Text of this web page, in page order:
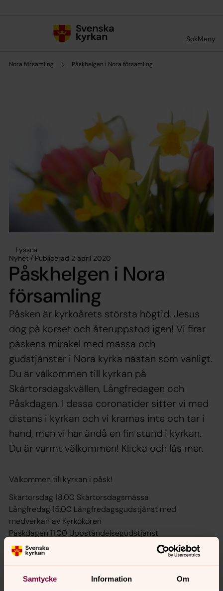
Samtycke Information Om
SökMeny
Nora församling Påskhelgen i Nora församling
Lyssna
Nyhet / Publicerad 2 april 2020
Påskhelgen i Nora
församling
Påsken är kyrkoårets största högtid. Jesus
dog på korset och återuppstod igen! Vi firar
påskens mirakel med mässa och
gudstjänster i Nora kyrka nästan som vanligt.
Du är välkommen till kyrkan på
Skärtorsdagskvällen, Långfredagen och
Påskdagen. I dessa coronatider sitter vi med
distans i kyrkan och vi kramas inte och tar i
hand, men vi har ändå en fin stund i kyrkan.
Du är varmt välkommen! Klicka och läs mer.
Välkommen till kyrkan i påsk!
Skärtorsdag 18.00 Skärtorsdagsmässa
Långfredag 15.00 Långfredagsgudstjänst med
medverkan av Kyrkokören
Påskdagen 11.00 Uppståndelsegudstjänst
Alla tillfällen firas i kyrkan och präst är vår kyrkoherde
Bengt Bengtsson.
Välkommen!